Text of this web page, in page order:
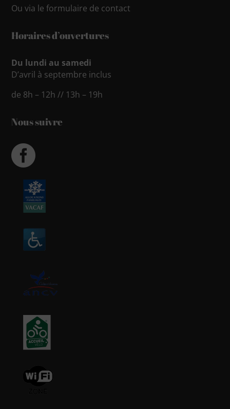
Ou via leformulaire de contact
Horaires d’ouvertures
Du lundi au samedi
D’avril à septembre inclus
de 8h – 12h // 13h – 19h
Nous suivre
